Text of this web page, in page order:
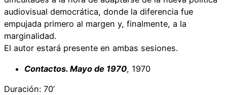
audiovisual democrática, donde la diferencia fue
empujada primero al margen y, finalmente, a la
marginalidad.
El autor estará presente en ambas sesiones.
Contactos. Mayo de 1970, 1970
Duración: 70’